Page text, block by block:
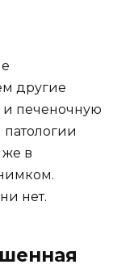
другие
и печеночную
в
нет.